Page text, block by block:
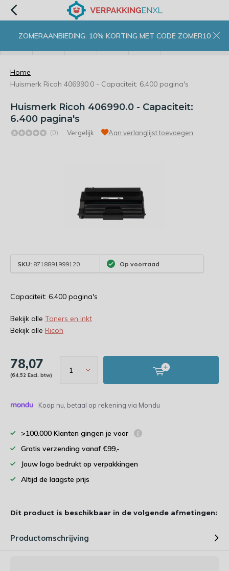
ZOMERAANBIEDING: 10% KORTING MET CODE ZOMER10
Home
Huismerk Ricoh 406990.0 - Capaciteit: 6.400 pagina's
Huismerk Ricoh 406990.0 - Capaciteit:
6.400 pagina's
(0) Vergelijk Aan verlanglijst toevoegen
SKU: 8718891999120 Op voorraad
Capaciteit: 6.400 pagina's
Bekijk alle Toners en inkt
Bekijk alle Ricoh
78,07
(64,52 Excl. btw)
Koop nu, betaal op rekening via Mondu
>100.000 Klanten gingen je voor
Gratis verzending vanaf €99,-
Jouw logo bedrukt op verpakkingen
Altijd de laagste prijs
Dit product is beschikbaar in de volgende afmetingen:
Productomschrijving